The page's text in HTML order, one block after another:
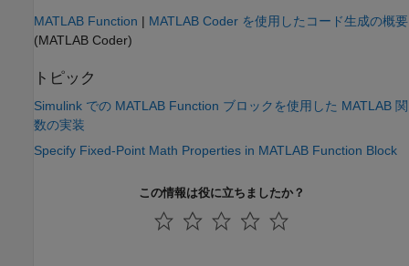
MATLAB Function | MATLAB Coder を使用したコード生成の概要
(MATLAB Coder)
トピック
Simulink での MATLAB Function ブロックを使用した MATLAB 関
数の実装
Specify Fixed-Point Math Properties in MATLAB Function Block
この情報は役に立ちましたか？